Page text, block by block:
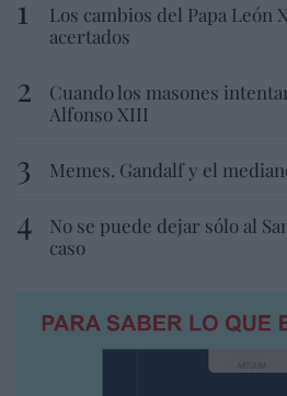
Los cambios del Papa León
acertados
Cuando los masones
Alfonso XIII
Memes. Gandalf y el
No se puede dejar sólo al
caso